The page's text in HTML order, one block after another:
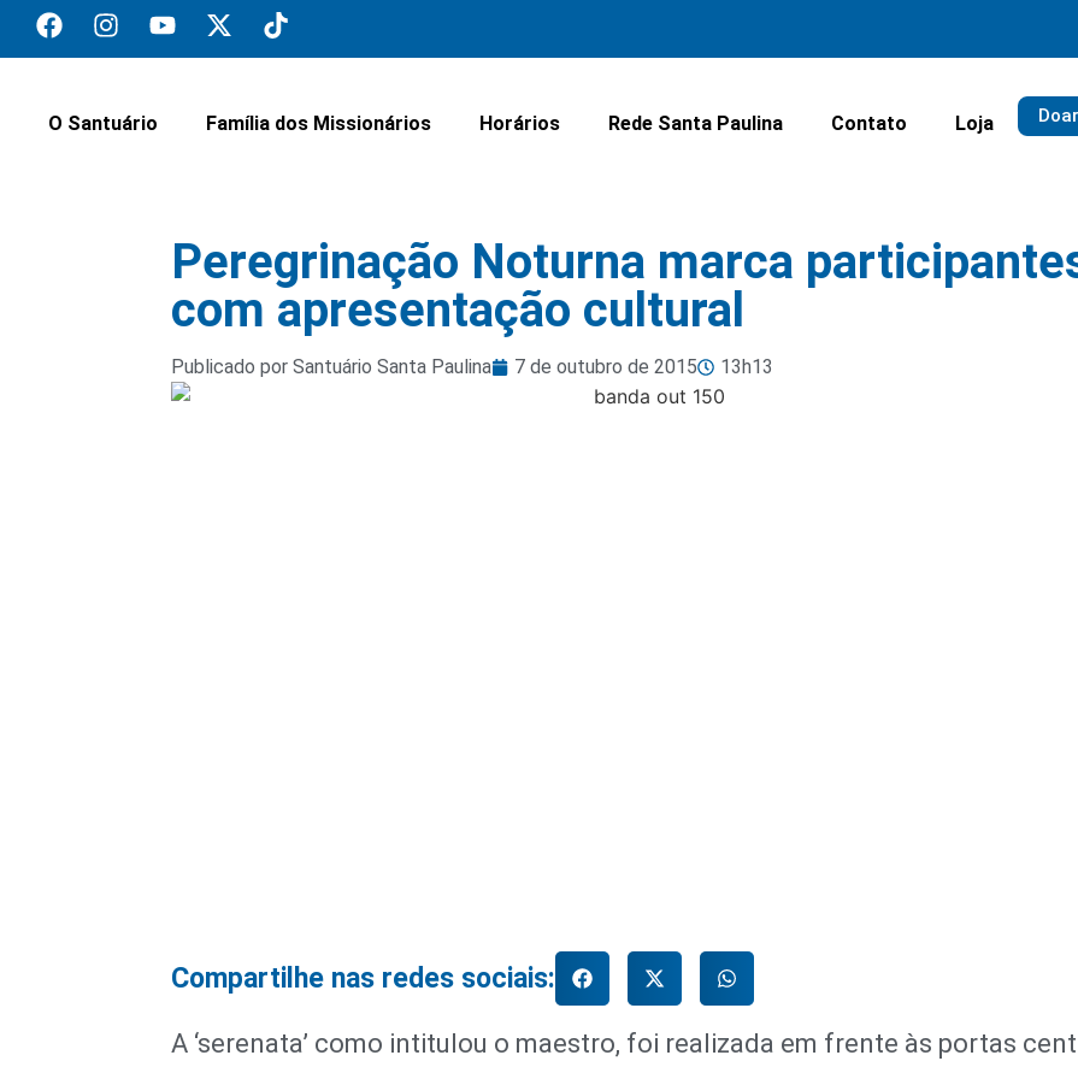
O Santuário Família dos Missionários Horários Rede Santa Paulina Contato Loja Doar
Peregrinação Noturna marca
com apresentação cultural
Publicado por Santuário Santa Paulina 7 de outubro de 2015 13h13
Compartilhe nas redes sociais:
A ‘serenata’ como intitulou o maestro, foi realizada em frente às portas